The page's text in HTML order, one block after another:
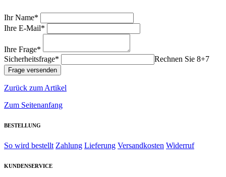
Ihr Name*
Ihre E-Mail*
Ihre Frage*
Sicherheitsfrage*
Rechnen Sie 8+7
Zurück zum Artikel
Zum Seitenanfang
BESTELLUNG
So wird bestellt Zahlung Lieferung Versandkosten Widerruf
KUNDENSERVICE